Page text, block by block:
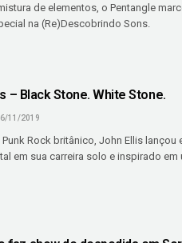
de elementos, o Pentangle
na (Re)Descobrindo Sons.
– Black Stone. White Stone.
11/2019
Rock britânico, John Ellis lançou
em sua carreira solo e inspirado em